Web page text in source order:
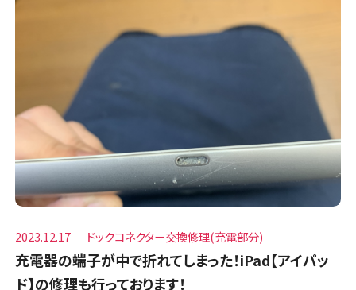
2023.12.17 ドックコネクター交換修理(充電部分)
充電器の端子が中で折れてしまった！iPad【アイパッ
ド】の修理も行っております！